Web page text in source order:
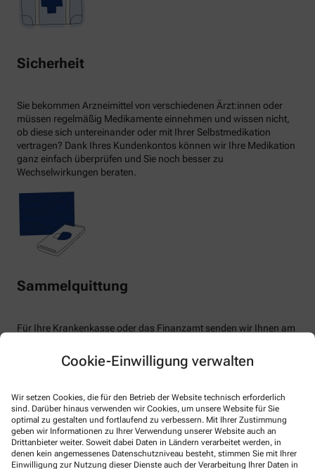
Cookie-Einwilligung verwalten
Wir setzen Cookies, die für den Betrieb der Website technisch erforderlich
sind. Darüber hinaus verwenden wir Cookies, um unsere Website für Sie
optimal zu gestalten und fortlaufend zu verbessern. Mit Ihrer Zustimmung
geben wir Informationen zu Ihrer Verwendung unserer Website auch an
Drittanbieter weiter. Soweit dabei Daten in Ländern verarbeitet werden, in
denen kein angemessenes Datenschutzniveau besteht, stimmen Sie mit Ihrer
Einwilligung zur Nutzung dieser Dienste auch der Verarbeitung Ihrer Daten in
Sicherheit
Sie bekommen Arzneimittel von verschiedenen Ärzt:innen oder
müssen regelmäßig Medikamente einnehmen und wissen nicht,
ob diese sich untereinander oder mit Ihrer Selbstmedikation
vertragen? Dank Ihres Kundenkontos können wir Ihre Medikation
ganz einfach überprüfen und Sie noch besser zu
Wechselwirkungen beraten.
Sammelquittung
Für Ihre Krankenkasse oder das Finanzamt senden wir Ihnen am
geleisteten Zahlungen. Sie müssen keine Einzelbelege mehr